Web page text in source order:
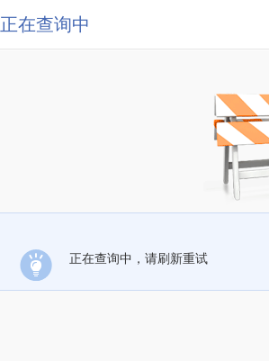
正在查询中
正在查询中，请刷新重试